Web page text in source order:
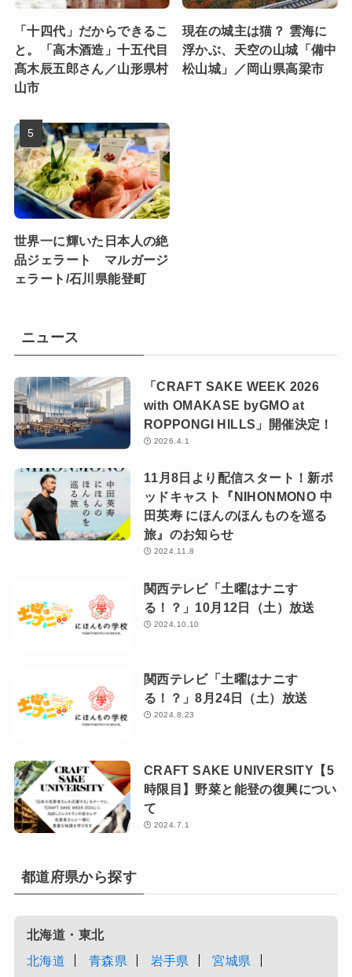
「十四代」だからできるこ
と。「高木酒造」十五代目
髙木辰五郎さん／山形県村
山市
現在の城主は猫？ 雲海に
浮かぶ、天空の山城「備中
松山城」／岡山県高梁市
世界一に輝いた日本人の絶
品ジェラート マルガージ
ェラート/石川県能登町
ニュース
「CRAFT SAKE WEEK 2026
with OMAKASE byGMO at
ROPPONGI HILLS」開催決定！
2026.4.1
11月8日より配信スタート！新ポ
ッドキャスト『NIHONMONO 中
田英寿 にほんのほんものを巡る
旅』のお知らせ
2024.11.8
関西テレビ「土曜はナニす
る！？」10月12日（土）放送
2024.10.10
関西テレビ「土曜はナニす
る！？」8月24日（土）放送
2024.8.23
CRAFT SAKE UNIVERSITY【5
時限目】野菜と能登の復興につい
て
2024.7.1
都道府県から探す
北海道・東北
北海道
青森県 岩手県
宮城県